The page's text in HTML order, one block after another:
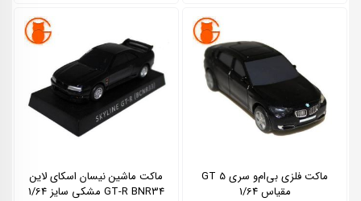
ماکت فلزی بی‌ام‌و سری 5 GT
مقیاس 1/64
ماکت ماشین نیسان اسکای لاین
GT-R BNR34 مشکی سایز 1/64